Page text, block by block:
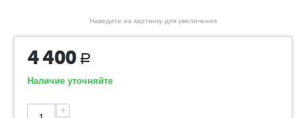
Наведите на картинку для увеличения
4 400 Р
Наличие уточняйте
+